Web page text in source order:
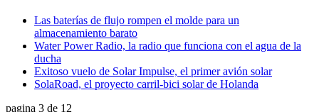
Las baterías de flujo rompen el molde para un
almacenamiento barato
Water Power Radio, la radio que funciona con el agua de la
ducha
Exitoso vuelo de Solar Impulse, el primer avión solar
SolaRoad, el proyecto carril-bici solar de Holanda
pagina 3 de 12